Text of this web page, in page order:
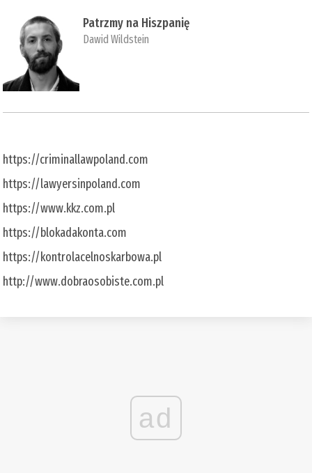
Patrzmy na Hiszpanię
Dawid Wildstein
https://criminallawpoland.com
https://lawyersinpoland.com
https://www.kkz.com.pl
https://blokadakonta.com
https://kontrolacelnoskarbowa.pl
http://www.dobraosobiste.com.pl
ad